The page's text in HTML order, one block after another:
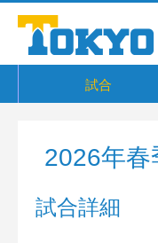
試合
2026年
試合詳細